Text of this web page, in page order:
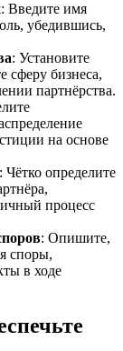
: Введите имя
убедившись,
: Установите
сферу бизнеса,
партнёрства.
на основе
: Чётко определите
процесс
: Опишите,
споры,
в ходе